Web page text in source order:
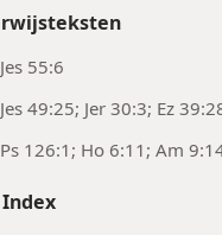
Jes 55:6
Jes 49:25; Jer 30:3; Ez
Ps 126:1; Ho 6:11; Am
Index